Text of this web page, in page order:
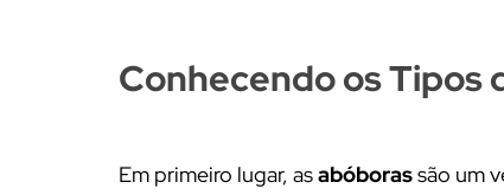
Conhecendo os Tipos
Em primeiro lugar, asabóborassão um